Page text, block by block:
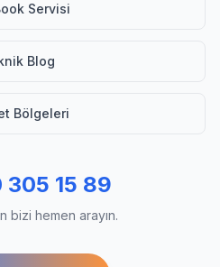
Servisi
Blog
Bölgeleri
305 15 89
bizi hemen arayın.